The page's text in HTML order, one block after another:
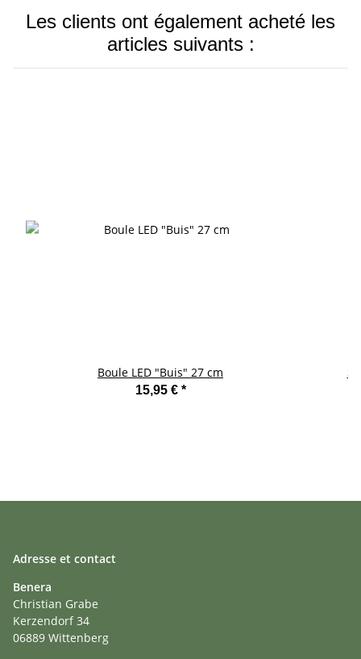
Les clients ont également acheté les
articles suivants :
Boule LED "Buis" 27 cm
15,95 € *
Adresse et contact
Benera
Christian Grabe
Kerzendorf 34
06889 Wittenberg